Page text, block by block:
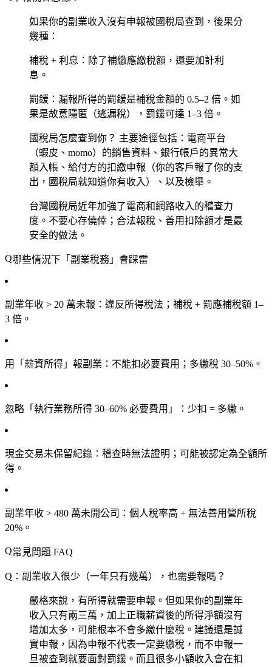
如果你的副業收入沒有申報被國稅局查到，後果分
幾種：
補稅 + 利息 ：除了補繳應繳稅額，還要加計利
息。
罰鍰 ：漏報所得的罰鍰是補稅金額的 0.5–2 倍。如
果是故意隱匿（逃漏稅），罰鍰可達 1–3 倍。
國稅局怎麼查到你？ 主要途徑包括：電商平台
（蝦皮、momo）的銷售資料、銀行帳戶的異常大
額入帳、給付方的扣繳申報（你的客戶報了你的支
出，國稅局就知道你有收入）、以及檢舉。
台灣國稅局近年加強了電商和網路收入的稽查力
度。不要心存僥倖；合法報稅、善用扣除額才是最
安全的做法。
哪些情況下「副業稅務」會踩雷
副業年收 > 20 萬未報 ：違反所得稅法；補稅 + 罰應補稅額 1–
3 倍。
用「薪資所得」報副業 ：不能扣必要費用；多繳稅 30–50%。
忽略「執行業務所得 30–60% 必要費用」 ：少扣 = 多繳。
現金交易未保留紀錄 ：稽查時無法證明；可能被認定為全額所
得。
副業年收 > 480 萬未開公司 ：個人稅率高 + 無法善用營所稅
20%。
常見問題 FAQ
Q：副業收入很少（一年只有幾萬），也需要報嗎？
嚴格來說，有所得就需要申報。但如果你的副業年
收入只有兩三萬，加上正職薪資後的所得淨額沒有
增加太多，可能根本不會多繳什麼稅。建議還是誠
實申報，因為申報不代表一定要繳稅，而不申報一
旦被查到就要面對罰鍰。而且很多小額收入會在扣